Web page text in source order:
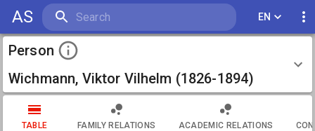
AS EN
Person
Wichmann, Viktor Vilhelm (1826-1894)
TABLE FAMILY RELATIONS ACADEMIC RELATIONS